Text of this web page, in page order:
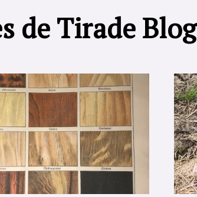
de Tirade Blog